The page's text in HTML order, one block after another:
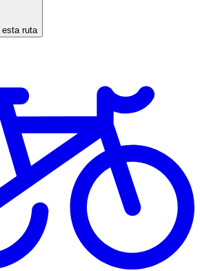
esta ruta